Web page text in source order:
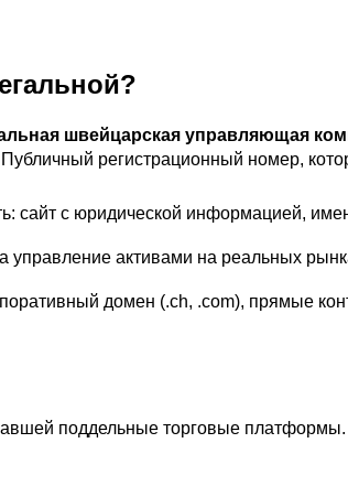
швейцарская управляющая
Публичный регистрационный номер,
сайт с юридической информацией,
управление активами на реальных
домен (.ch, .com), прямые
поддельные торговые